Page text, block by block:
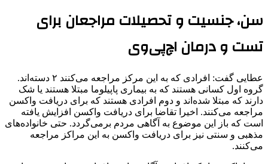
سن، جنسیت و تحصیلات مراجعان برای
تست و درمان اچ‌پی‌وی
عطایی گفت: افرادی که به این مرکز مراجعه می‌کنند ۲ دسته‌اند.
گروه اول کسانی هستند که به بیماری پاپیلوما مبتلا هستند یا شک
دارند که مبتلا شده‌اند و دوم افرادی هستند که برای دریافت واکسن
مراجعه می‌کنند. اخیرا تقاضا برای دریافت واکسن افزایش یافته
است که باز این موضوع به آگاهی مردم برمی‌گردد. حتی خانواده‌های
مذهبی و سنتی نیز برای دریافت واکسن به این مراکز مراجعه
می‌کنند.